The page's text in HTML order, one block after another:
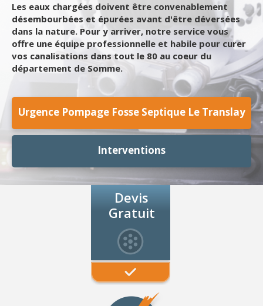
Les eaux chargées doivent être convenablement
désembourbées et épurées avant d'être déversées
dans la nature. Pour y arriver, notre service vous
offre une équipe professionnelle et habile pour curer
vos canalisations dans tout le 80 au coeur du
département de Somme.
Urgence Pompage Fosse Septique Le Translay
Interventions
Devis
Gratuit